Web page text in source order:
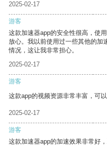
2025-02-17
游客
这款加速器app的安全性很高，使
放心。我以前使用过一些其他的加
情况，这让我非常担心。
2025-02-17
游客
这款app的视频资源非常丰富，可
2025-02-17
游客
这款加速器app的加速效果非常好